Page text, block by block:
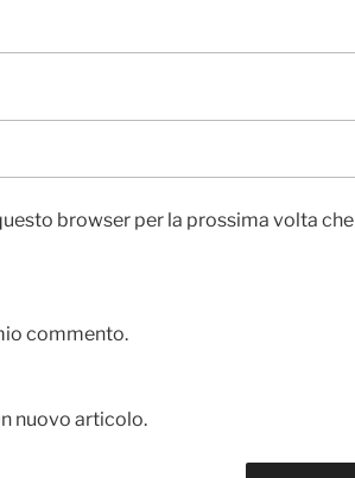
browser per la prossima volta che
commento.
nuovo articolo.